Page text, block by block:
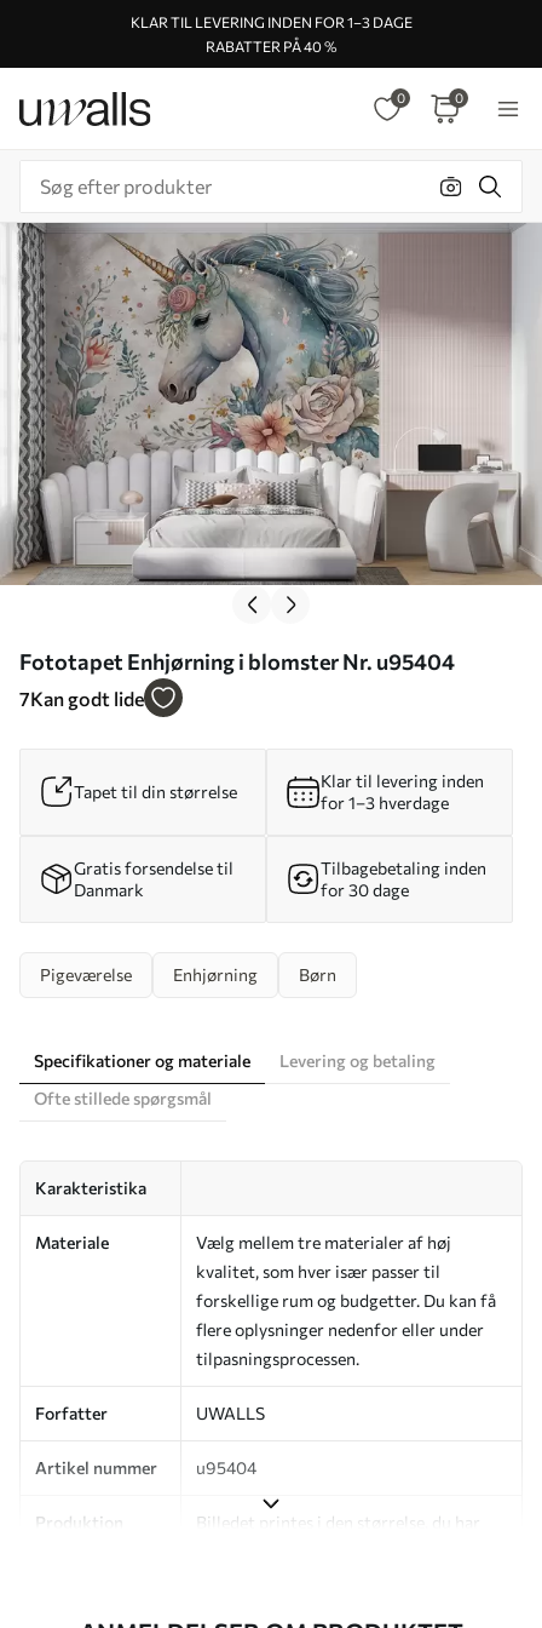
KLAR TIL LEVERING INDEN FOR 1–3 DAGE
RABATTER PÅ 40 %
0 0
Fototapet Enhjørning i blomster Nr. u95404
7Kan godt lide
Tapet til din størrelse
Klar til levering inden
for 1–3 hverdage
Gratis forsendelse til
Danmark
Tilbagebetaling inden
for 30 dage
Pigeværelse Enhjørning Børn
Specifikationer og materiale
Levering og betaling
Ofte stillede spørgsmål
Karakteristika
Materiale
Vælg mellem tre materialer af høj
kvalitet, som hver især passer til
forskellige rum og budgetter. Du kan få
flere oplysninger nedenfor eller under
tilpasningsprocessen.
Forfatter UWALLS
Artikel nummer u95404
Produktion
Billedet printes i den størrelse, du har